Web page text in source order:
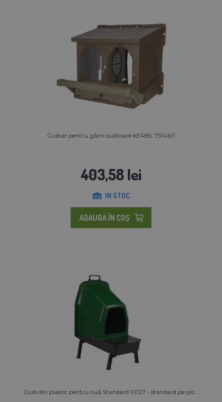
Cuibar pentru găini ouătoare KERBL 73146/1
403,58 lei
IN STOC
ADAUGĂ ÎN COŞ
Cuib din plastic pentru ouă Standard 10127 - standard pe pic...